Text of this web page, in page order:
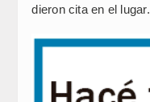
dieron cita en el lugar.